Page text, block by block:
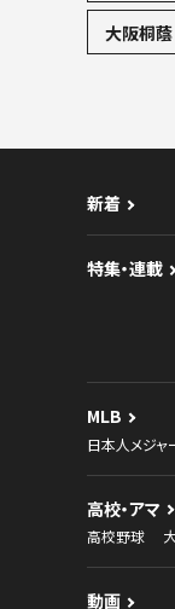
大阪桐蔭
新着
特集・連載
MLB
日本人メジャ
高校・アマ
高校野球
動画